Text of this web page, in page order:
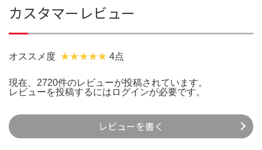
カスタマーレビュー
オススメ度 4点
現在、2720件のレビューが投稿されています。
レビューを投稿するには ログインが必要です。
レビューを書く